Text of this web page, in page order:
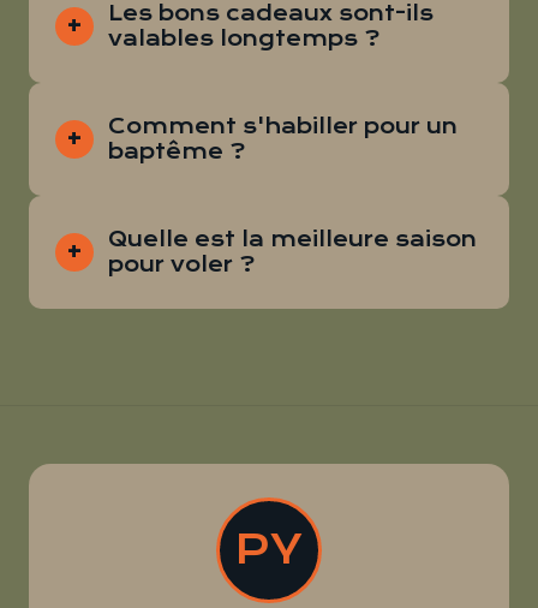
Les bons cadeaux sont-ils
valables longtemps ?
Comment s'habiller pour un
baptême ?
Quelle est la meilleure saison
pour voler ?
PY